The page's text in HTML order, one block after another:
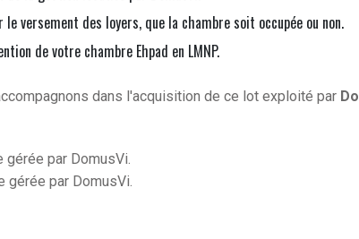
versement des loyers, que la chambre soit occupée ou non.
de votre chambre Ehpad en LMNP.
dans l'acquisition de ce lot exploité par
gérée par DomusVi.
gérée par DomusVi.